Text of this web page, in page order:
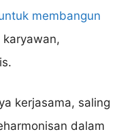
membangun
kerjasama, saling
dalam